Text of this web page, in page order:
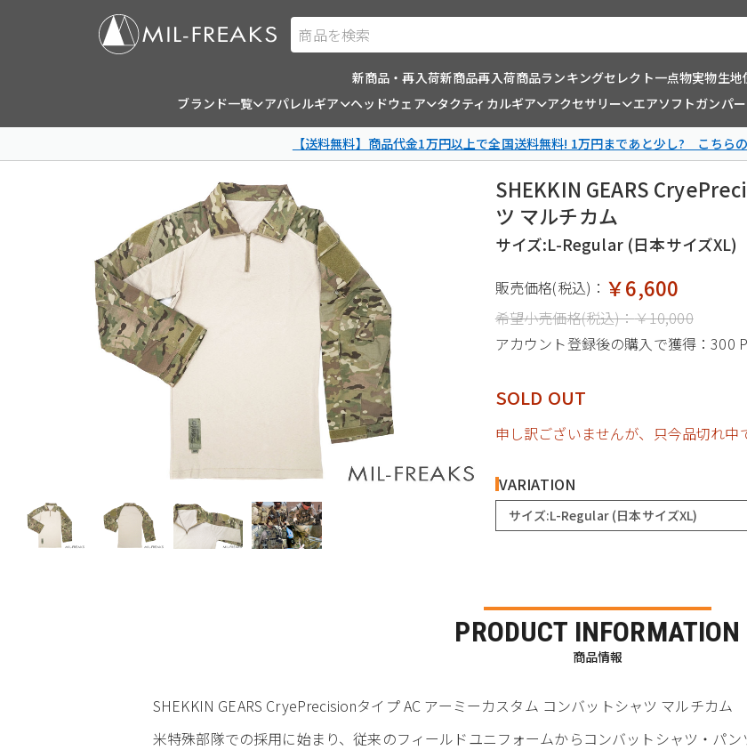
商品を検索
新商品・再入荷新商品再入荷商品ランキングセレクト一点物実物生地
ブランド一覧
アパレルギア ヘッドウェア タクティカルギア アクセサリー エアソフトガンパ
【送料無料】商品代金1万円以上で全国送料無料! 1万円まであと少し? こちら
SHEKKIN GEARS
ツ マルチカム
サイズ:L-Regular (日本サイズXL)
販売価格(税込)： ￥6,600
希望小売価格(税込)：￥10,000
アカウント登録後の購入で獲得：300
SOLD OUT
申し訳ございませんが、只今品切れ中
VARIATION
サイズ:L-Regular (日本サイズXL)
PRODUCT INFORMATION
商品情報
SHEKKIN GEARS CryePrecisionタイプ AC アーミーカスタム コンバットシャツ マルチカム
米特殊部隊での採用に始まり、従来のフィールドユニフォームからコンバットシャツ・パン